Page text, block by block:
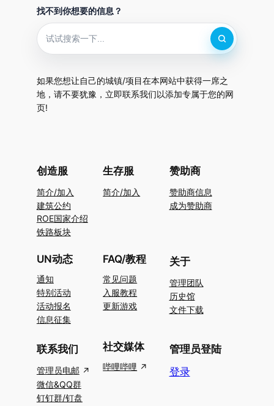
找不到你想要的信息？
如果您想让自己的城镇/项目在本网站中获得一席之
地，请不要犹豫，立即联系我们以添加专属于您的网
页!
创造服
简介/加入
建筑公约
ROE国家介绍
铁路板块
生存服
简介/加入
赞助商
赞助商信息
成为赞助商
UN动态
通知
特别活动
活动报名
信息征集
FAQ/教程
常见问题
入服教程
更新游戏
关于
管理团队
历史馆
文件下载
联系我们
管理员电邮
微信&QQ群
钉钉群/钉盘
社交媒体
哔哩哔哩
管理员登陆
登录